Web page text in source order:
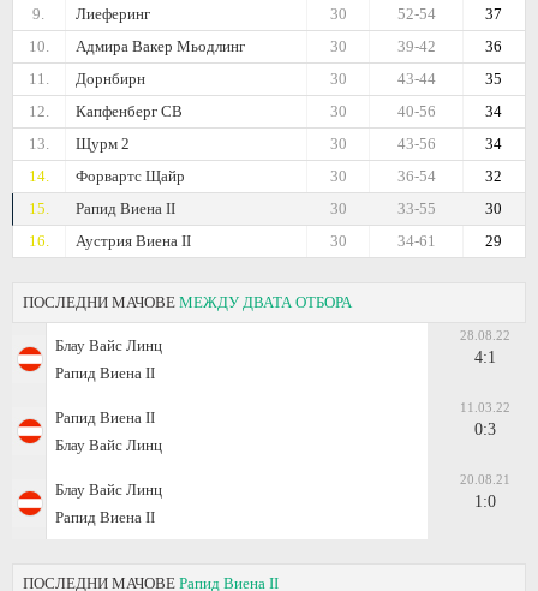
9.
Лиеферинг 37
52-54
30
10.
Адмира Вакер Мьодлинг 36
39-42
30
11.
Дорнбирн 35
43-44
30
12.
Капфенберг СВ 34
40-56
30
13.
Щурм 2 34
43-56
30
14.
Форвартс Щайр 32
36-54
30
15.
Рапид Виена II 30
33-55
30
16.
Аустрия Виена II 29
34-61
30
ПОСЛЕДНИ МАЧОВЕ МЕЖДУ ДВАТА ОТБОРА
Блау Вайс Линц
Рапид Виена II
28.08.22
4:1
Рапид Виена II
Блау Вайс Линц
11.03.22
0:3
Блау Вайс Линц
Рапид Виена II
20.08.21
1:0
ПОСЛЕДНИ МАЧОВЕ Рапид Виена II